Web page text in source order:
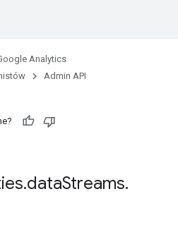
Analytics
Admin API
.dataStreams.